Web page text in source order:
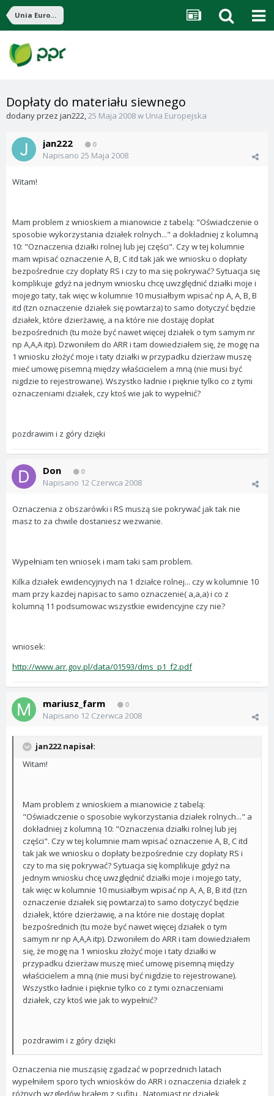
Unia Europejska
Dopłaty do materiału siewnego
dodany przez jan222,25 Maja 2008w Unia Europejska
jan222 0
Napisano 25 Maja 2008
Witam!
Mam problem z wnioskiem a mianowicie z tabelą: "Oświadczenie o
sposobie wykorzystania działek rolnych..." a dokładniej z kolumną
10: "Oznaczenia działki rolnej lub jej części". Czy w tej kolumnie
mam wpisać oznaczenie A, B, C itd tak jak we wniosku o dopłaty
bezpośrednie czy dopłaty RS i czy to ma się pokrywać? Sytuacja się
komplikuje gdyż na jednym wniosku chcę uwzględnić działki moje i
mojego taty, tak więc w kolumnie 10 musiałbym wpisać np A, A, B, B
itd (tzn oznaczenie działek się powtarza) to samo dotyczyć będzie
działek, które dzierżawię, a na które nie dostaję dopłat
bezpośrednich (tu może być nawet więcej działek o tym samym nr
np A,A,A itp). Dzwoniłem do ARR i tam dowiedziałem się, że mogę na
1 wniosku złożyć moje i taty działki w przypadku dzierżaw muszę
mieć umowę pisemną między właścicielem a mną (nie musi być
nigdzie to rejestrowane). Wszystko ładnie i pięknie tylko co z tymi
oznaczeniami działek, czy ktoś wie jak to wypełnić?
pozdrawim i z góry dzięki
Don 0
Napisano 12 Czerwca 2008
Oznaczenia z obszarówki i RS muszą sie pokrywać jak tak nie
masz to za chwile dostaniesz wezwanie.
Wypełniam ten wniosek i mam taki sam problem.
Kilka działek ewidencyjnych na 1 działce rolnej... czy w kolumnie 10
mam przy kazdej napisac to samo oznaczenie( a,a,a) i co z
kolumną 11 podsumowac wszystkie ewidencyjne czy nie?
wniosek:
http://www.arr.gov.pl/data/01593/dms_p1_f2.pdf
mariusz_farm 0
Napisano 12 Czerwca 2008
jan222 napisał:
Witam!
Mam problem z wnioskiem a mianowicie z tabelą:
"Oświadczenie o sposobie wykorzystania działek rolnych..." a
dokładniej z kolumną 10: "Oznaczenia działki rolnej lub jej
części". Czy w tej kolumnie mam wpisać oznaczenie A, B, C itd
tak jak we wniosku o dopłaty bezpośrednie czy dopłaty RS i
czy to ma się pokrywać? Sytuacja się komplikuje gdyż na
jednym wniosku chcę uwzględnić działki moje i mojego taty,
tak więc w kolumnie 10 musiałbym wpisać np A, A, B, B itd (tzn
oznaczenie działek się powtarza) to samo dotyczyć będzie
działek, które dzierżawię, a na które nie dostaję dopłat
bezpośrednich (tu może być nawet więcej działek o tym
samym nr np A,A,A itp). Dzwoniłem do ARR i tam dowiedziałem
się, że mogę na 1 wniosku złożyć moje i taty działki w
przypadku dzierżaw muszę mieć umowę pisemną między
właścicielem a mną (nie musi być nigdzie to rejestrowane).
Wszystko ładnie i pięknie tylko co z tymi oznaczeniami
działek, czy ktoś wie jak to wypełnić?
pozdrawim i z góry dzięki
Oznaczenia nie musząsię zgadzać w poprzednich latach
wypełniłem sporo tych wniosków do ARR i oznaczenia działek z
różnych względów brałem z sufitu . Natomiast nr działek